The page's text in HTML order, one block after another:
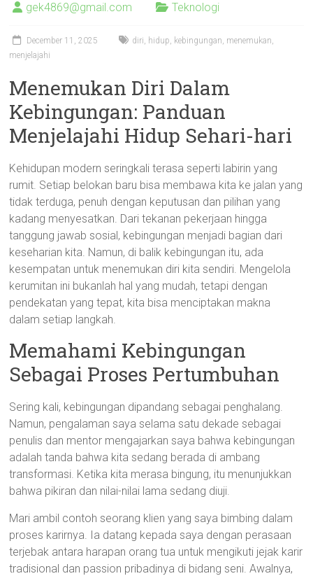
gek4869@gmail.com Teknologi
December 11, 2025 diri, hidup, kebingungan, menemukan,
menjelajahi
Menemukan Diri Dalam
Kebingungan: Panduan
Menjelajahi Hidup Sehari-hari
Kehidupan modern seringkali terasa seperti labirin yang
rumit. Setiap belokan baru bisa membawa kita ke jalan yang
tidak terduga, penuh dengan keputusan dan pilihan yang
kadang menyesatkan. Dari tekanan pekerjaan hingga
tanggung jawab sosial, kebingungan menjadi bagian dari
keseharian kita. Namun, di balik kebingungan itu, ada
kesempatan untuk menemukan diri kita sendiri. Mengelola
kerumitan ini bukanlah hal yang mudah, tetapi dengan
pendekatan yang tepat, kita bisa menciptakan makna
dalam setiap langkah.
Memahami Kebingungan
Sebagai Proses Pertumbuhan
Sering kali, kebingungan dipandang sebagai penghalang.
Namun, pengalaman saya selama satu dekade sebagai
penulis dan mentor mengajarkan saya bahwa kebingungan
adalah tanda bahwa kita sedang berada di ambang
transformasi. Ketika kita merasa bingung, itu menunjukkan
bahwa pikiran dan nilai-nilai lama sedang diuji.
Mari ambil contoh seorang klien yang saya bimbing dalam
proses karirnya. Ia datang kepada saya dengan perasaan
terjebak antara harapan orang tua untuk mengikuti jejak karir
tradisional dan passion pribadinya di bidang seni. Awalnya,